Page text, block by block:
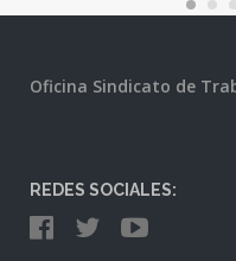
Oficina Sindicato de
REDES SOCIALES: